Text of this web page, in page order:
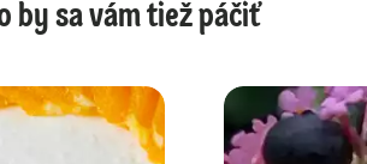
by sa vám tiež páčiť